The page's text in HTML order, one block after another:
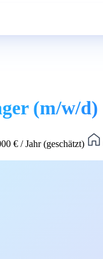
(m/w/d)
€ / Jahr (geschätzt)